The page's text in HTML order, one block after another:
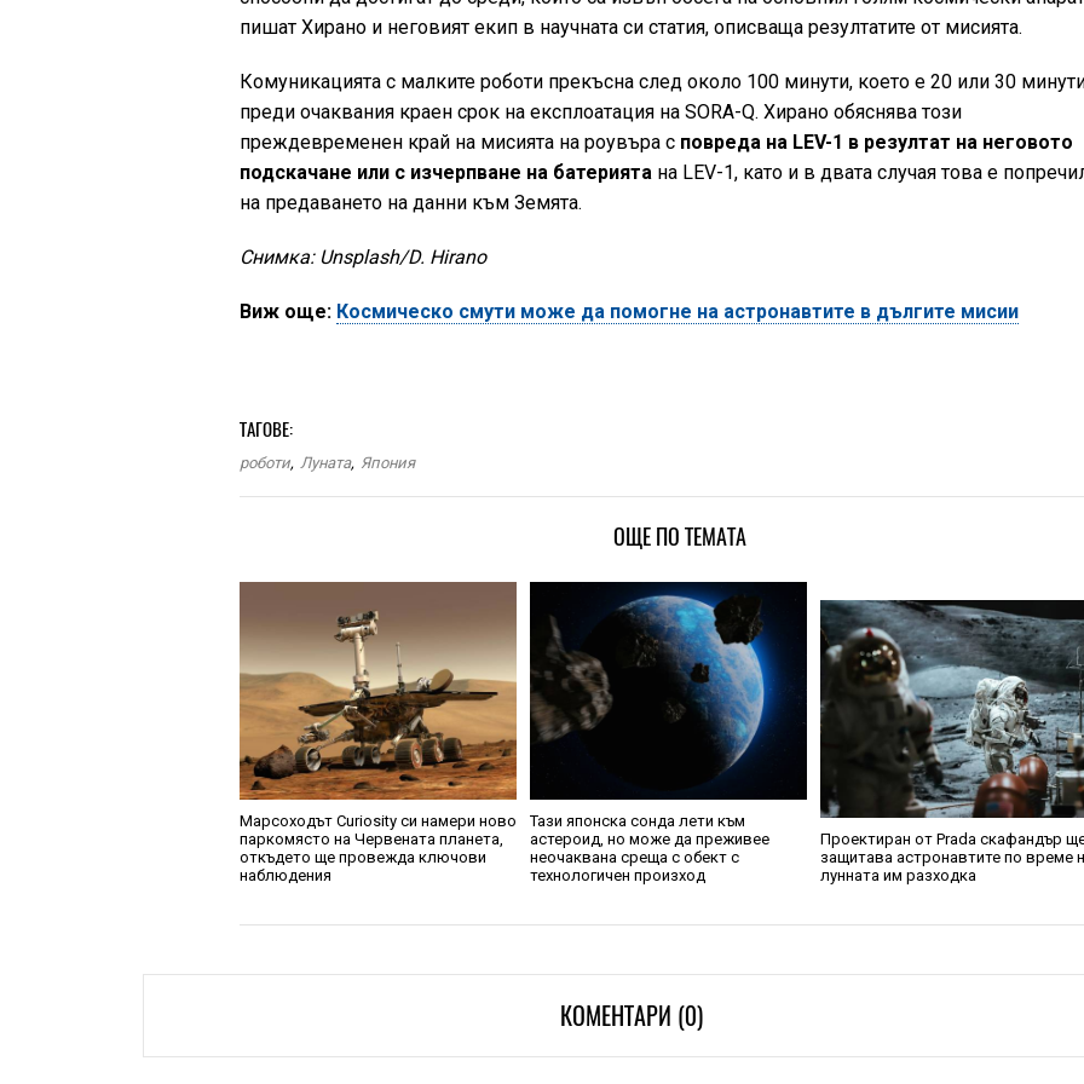
пишат Хирано и неговият екип в научната си статия, описваща резултатите от мисията.
Комуникацията с малките роботи прекъсна след около 100 минути, което е 20 или 30
преди очаквания краен срок на експлоатация на SORA-Q. Хирано обяснява този
преждевременен край на мисията на роувъра с повреда на LEV-1 в резултат на неговото
подскачане или с изчерпване на батерията на LEV-1, като и в двата случая това е
на предаването на данни към Земята.
Снимка: Unsplash/D. Hirano
Виж още: Космическо смути може да помогне на астронавтите в дългите мисии
ТАГОВЕ:
роботи, Луната, Япония
ОЩЕ ПО ТЕМАТА
Марсоходът Curiosity си намери ново
паркомясто на Червената планета,
откъдето ще провежда ключови
наблюдения
Тази японска сонда лети към
астероид, но може да преживее
неочаквана среща с обект с
технологичен произход
Проектиран от Prada скафандър
защитава астронавтите по време
лунната им разходка
КОМЕНТАРИ (0)